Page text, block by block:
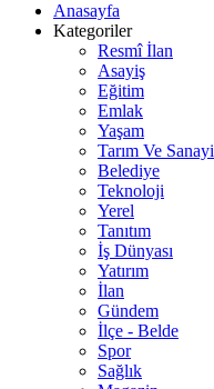
Anasayfa
Kategoriler
Resmî İlan
Asayiş
Eğitim
Emlak
Yaşam
Tarım Ve Sanayi
Belediye
Teknoloji
Yerel
Tanıtım
İş Dünyası
Yatırım
İlan
Gündem
İlçe - Belde
Spor
Sağlık